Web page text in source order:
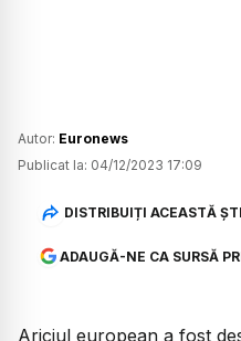
Autor: Euronews
Publicat la: 04/12/2023 17:09
DISTRIBUIȚI ACEASTĂ
ADAUGĂ-NE CA SURSĂ
Ariciul european a fost